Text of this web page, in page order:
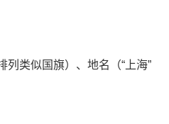
类似国旗）、地名（“上海”